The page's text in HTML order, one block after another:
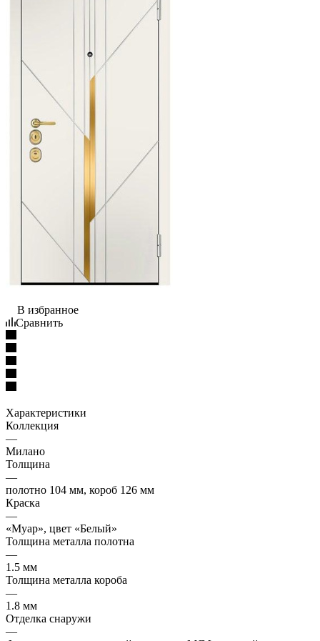
В избранное
Сравнить
Характеристики
Коллекция
—
Милано
Толщина
—
полотно 104 мм, короб 126 мм
Краска
—
«Муар», цвет «Белый»
Толщина металла полотна
—
1.5 мм
Толщина металла короба
—
1.8 мм
Отделка снаружи
—